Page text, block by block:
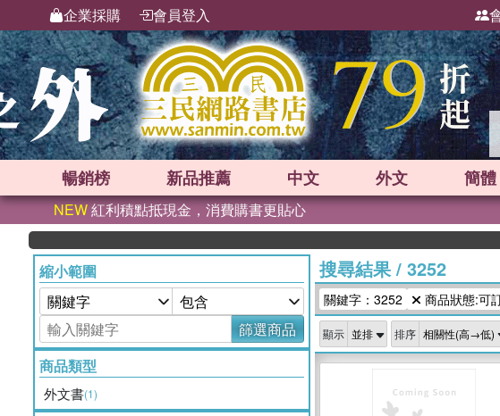
企業採購 會員登入
暢銷榜 新品推薦 中文 外文 簡體
NEW紅利積點抵現金，消費購書更貼心
縮小範圍
篩選商品
商品類型
外文書(1)
搜尋結果/ 3252
關鍵字：3252 商品狀態:可
顯示 排序